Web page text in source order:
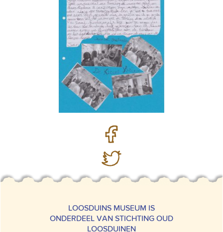
LOOSDUINS MUSEUM IS
ONDERDEEL VAN STICHTING OUD
LOOSDUINEN